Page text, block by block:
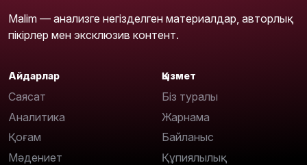
Malim — анализге негізделген материалдар, авторлық
пікірлер мен эксклюзив контент.
Айдарлар
Саясат
Аналитика
Қоғам
Мәдениет
Қызмет
Біз туралы
Жарнама
Байланыс
Құпиялылық